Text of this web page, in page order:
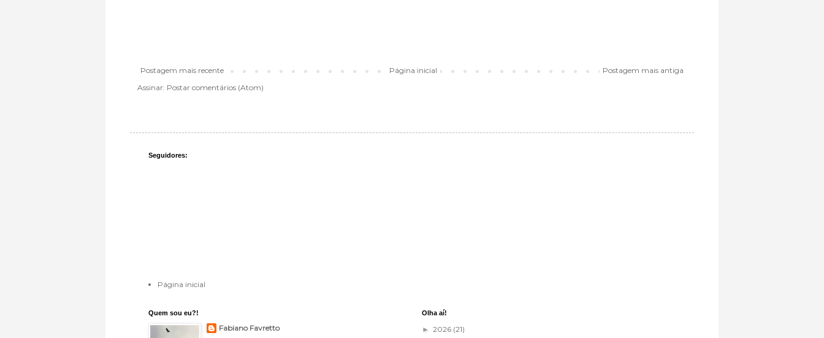
Postagem mais recente Postagem mais antiga
Página inicial
Assinar: Postar comentários (Atom)
Seguidores:
Página inicial
Quem sou eu?!
Fabiano Favretto
Olha aí!
► 2026 (21)